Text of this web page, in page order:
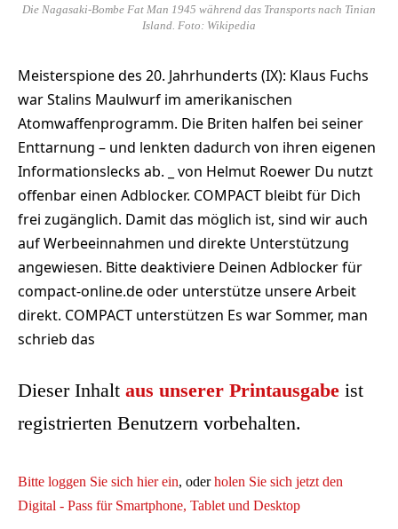
Die Nagasaki-Bombe Fat Man 1945 während das Transports nach Tinian
Island. Foto: Wikipedia
Meisterspione des 20. Jahrhunderts (IX): Klaus Fuchs
war Stalins Maulwurf im amerikanischen
Atomwaffenprogramm. Die Briten halfen bei seiner
Enttarnung – und lenkten dadurch von ihren eigenen
Informationslecks ab. _ von Helmut Roewer Du nutzt
offenbar einen Adblocker. COMPACT bleibt für Dich
frei zugänglich. Damit das möglich ist, sind wir auch
auf Werbeeinnahmen und direkte Unterstützung
angewiesen. Bitte deaktiviere Deinen Adblocker für
compact-online.de oder unterstütze unsere Arbeit
direkt. COMPACT unterstützen Es war Sommer, man
schrieb das
Dieser Inhalt aus unserer Printausgabe ist
registrierten Benutzern vorbehalten.
Bitte loggen Sie sich hier ein, oderholen Sie sich jetzt den
Digital - Pass für Smartphone, Tablet und Desktop